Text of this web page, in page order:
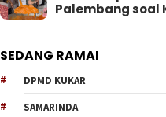
Palembang soal
SEDANG RAMAI
DPMD KUKAR
SAMARINDA